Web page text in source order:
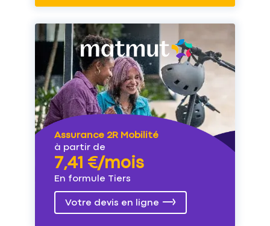
Assurance 2R Mobilité
à partir de
7,41 €/mois
En formule Tiers
Votre devis en ligne